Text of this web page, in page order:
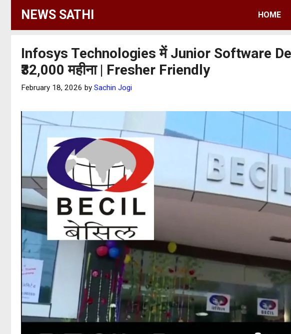
NEWS SATHI HOME
Infosys Technologies में Junior Software
₹32,000 महीना | Fresher Friendly
February 18, 2026 by Sachin Jogi